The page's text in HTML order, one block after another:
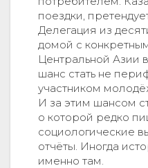
поездки,
Делегация из
домой с
Центральной Азии
шанс стать не
участником
И за этим шансом
о которой редко
социологические
отчёты. Иногда
именно там.